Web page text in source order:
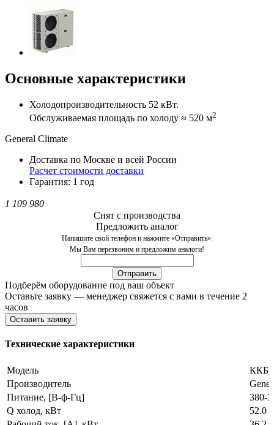
Основные характеристики
Холодопроизводительность 52 кВт.
Обслуживаемая площадь по холоду ≈ 520 м2
General Climate
Доставка по Москве и всей России
Расчет стоимости доставки
Гарантия: 1 год
1 109 980
Снят с производства
Предложить аналог
Напишите свой телефон и нажмите «Отправить».
Мы Вам перезвоним и предложим аналоги!
Подберём оборудование под ваш объект
Оставьте заявку — менеджер свяжется с вами в течение 2
часов
Оставить заявку
Технические характеристики
Модель
ККБ
Производитель
Питание, [В-ф-Гц]
380-
Q холод, кВт
52.0